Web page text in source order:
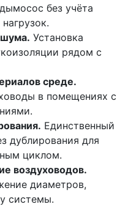
без учёта
Установка
рядом с
среде.
в помещениях с
Единственный
дублирования для
циклом.
воздуховодов.
диаметров,
системы.